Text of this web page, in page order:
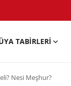
TABIRLERI
Nesi Meşhur?